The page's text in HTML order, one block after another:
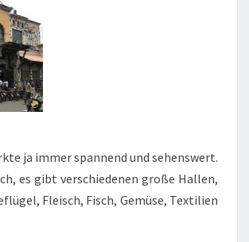
ja immer spannend und sehenswert.
es gibt verschiedenen große Hallen,
Fleisch, Fisch, Gemüse, Textilien